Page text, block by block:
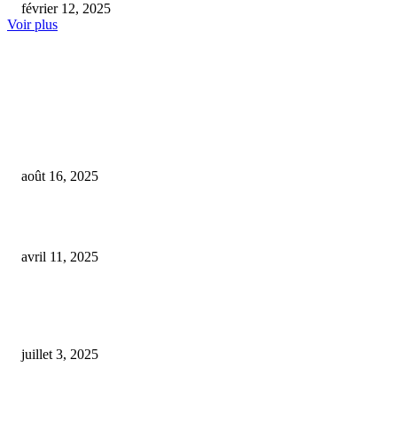
février 12, 2025
Voir plus
août 16, 2025
avril 11, 2025
juillet 3, 2025